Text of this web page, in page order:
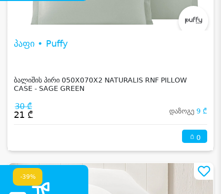
პაფი • Puffy
ბალიშის პირი 050X070X2 NATURALIS RNF PILLOW
CASE - SAGE GREEN
30 ₾
21 ₾ დაზოგე 9 ₾
0
-39%